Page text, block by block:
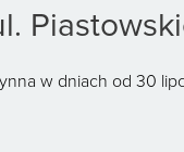
w dniach od 30